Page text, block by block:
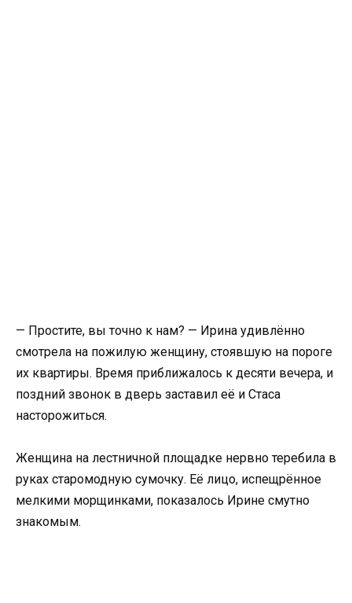
— Простите, вы точно к нам? — Ирина удивлённо
смотрела на пожилую женщину, стоявшую на пороге
их квартиры. Время приближалось к десяти вечера, и
поздний звонок в дверь заставил её и Стаса
насторожиться.
Женщина на лестничной площадке нервно теребила в
руках старомодную сумочку. Её лицо, испещрённое
мелкими морщинками, показалось Ирине смутно
знакомым.